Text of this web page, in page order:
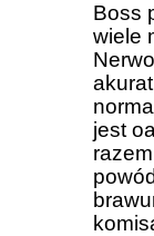
Boss
wiele
jest